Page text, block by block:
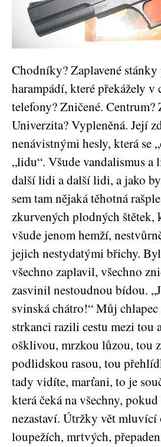
Chodníky? Zaplavené
harampádí, které překážely v
telefony? Zničené. Centrum?
Univerzita? Vypleněná. Její
nenávistnými hesly, která se
„lidu“. Všude vandalismus
další lidi a další lidi, a jako
sem tam nějaká těhotná
zkurvených plodných štětek,
všude jenom hemží,
jejich nestydatými břichy.
všechno zaplavil, všechno
zasvinil nestoudnou bídou.
svinská chátro!“ Můj chlapec
strkanci razili cestu mezi tou
ošklivou, mrzkou lůzou, tou
podlidskou rasou, tou
tady vidíte, marťani, to je
která čeká na všechny,
nezastaví. Útržky vět mluvící
loupežích, mrtvých,